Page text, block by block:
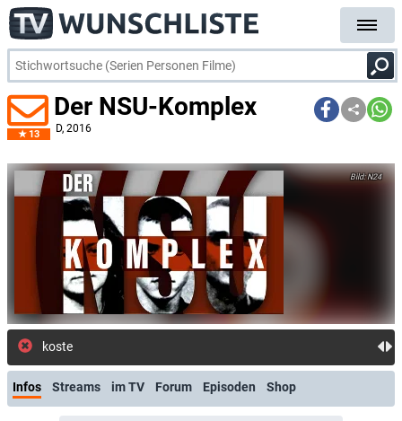
13
Der NSU-Komplex
D, 2016
N24
kostenlose E-Mail-Ben
Infos Streams im TV Forum Episoden Shop